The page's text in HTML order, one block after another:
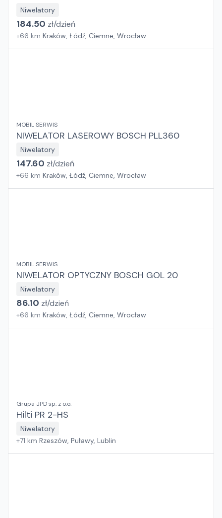
Niwelatory
184.50 zł/dzień
+66 km Kraków, Łódź, Ciemne, Wrocław
MOBIL SERWIS
NIWELATOR LASEROWY BOSCH PLL360
Niwelatory
147.60 zł/dzień
+66 km Kraków, Łódź, Ciemne, Wrocław
MOBIL SERWIS
NIWELATOR OPTYCZNY BOSCH GOL 20
Niwelatory
86.10 zł/dzień
+66 km Kraków, Łódź, Ciemne, Wrocław
Grupa JPD sp. z o.o.
Hilti PR 2-HS
Niwelatory
+71 km Rzeszów, Puławy, Lublin